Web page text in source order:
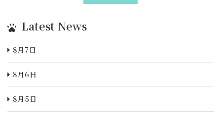
Latest News
8月7日
8月6日
8月5日